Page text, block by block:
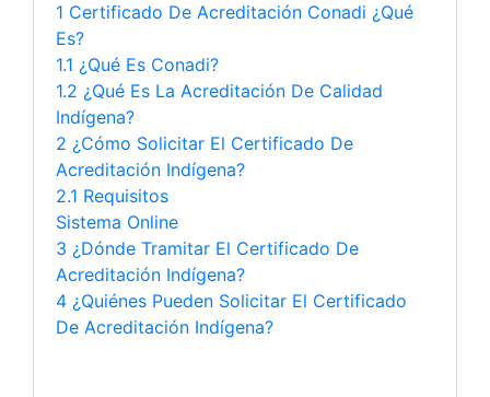
1 Certificado De Acreditación Conadi ¿Qué
Es?
1.1 ¿Qué Es Conadi?
1.2 ¿Qué Es La Acreditación De Calidad
Indígena?
2 ¿Cómo Solicitar El Certificado De
Acreditación Indígena?
2.1 Requisitos
Sistema Online
3 ¿Dónde Tramitar El Certificado De
Acreditación Indígena?
4 ¿Quiénes Pueden Solicitar El Certificado
De Acreditación Indígena?